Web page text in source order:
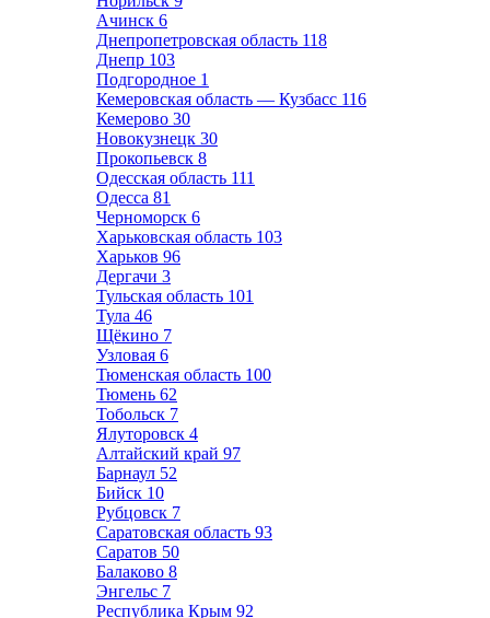
Ачинск 6
Днепропетровская область 118
Днепр 103
Подгородное 1
Кемеровская область — Кузбасс 116
Кемерово 30
Новокузнецк 30
Прокопьевск 8
Одесская область 111
Одесса 81
Черноморск 6
Харьковская область 103
Харьков 96
Дергачи 3
Тульская область 101
Тула 46
Щёкино 7
Узловая 6
Тюменская область 100
Тюмень 62
Тобольск 7
Ялуторовск 4
Алтайский край 97
Барнаул 52
Бийск 10
Рубцовск 7
Саратовская область 93
Саратов 50
Балаково 8
Энгельс 7
Республика Крым 92